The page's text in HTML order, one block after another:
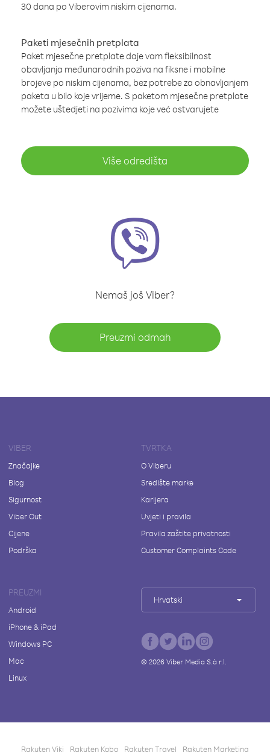
30 dana po Viberovim niskim cijenama.
Paketi mjesečnih pretplata
Paket mjesečne pretplate daje vam fleksibilnost
obavljanja međunarodnih poziva na fiksne i mobilne
brojeve po niskim cijenama, bez potrebe za obnavljanjem
paketa u bilo koje vrijeme. S paketom mjesečne pretplate
možete uštedjeti na pozivima koje već ostvarujete
Više odredišta
Nemaš još Viber?
Preuzmi odmah
VIBER
Značajke
Blog
Sigurnost
Viber Out
Cijene
Podrška
TVRTKA
O Viberu
Središte marke
Karijera
Uvjeti i pravila
Pravila zaštite privatnosti
Customer Complaints Code
PREUZMI
Android
iPhone & iPad
Windows PC
Mac
Linux
Hrvatski
© 2026Viber Media S.à r.l.
Rakuten Viki Rakuten Kobo Rakuten Travel Rakuten Marketing